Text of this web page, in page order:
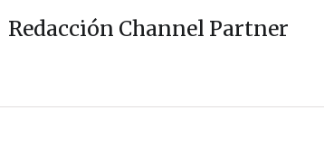
Redacción Channel Partner